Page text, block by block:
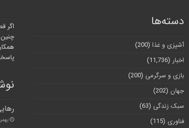
دسته‌ها
آشپزی و غذا (200)
اخبار (11,736)
بازی و سرگرمی (200)
جهان (202)
سبک زندگی (63)
فناوری (115)
اگر
چنین
رهایی ۱۰ متهم البرزی
بهمن ۱۲,